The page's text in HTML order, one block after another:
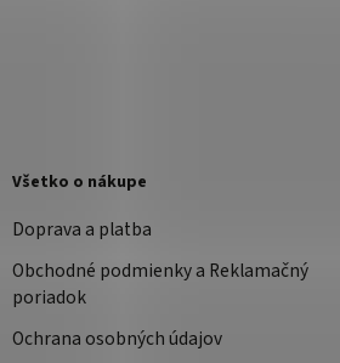
Všetko o nákupe
Doprava a platba
Obchodné podmienky a Reklamačný
poriadok
Ochrana osobných údajov